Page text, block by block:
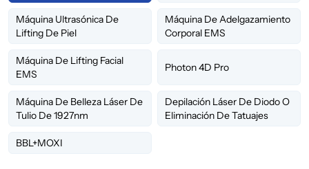
Máquina Ultrasónica De
Lifting De Piel
Máquina De Adelgazamiento
Corporal EMS
Máquina De Lifting Facial
EMS
Photon 4D Pro
Máquina De Belleza Láser De
Tulio De 1927nm
Depilación Láser De Diodo O
Eliminación De Tatuajes
BBL+MOXI